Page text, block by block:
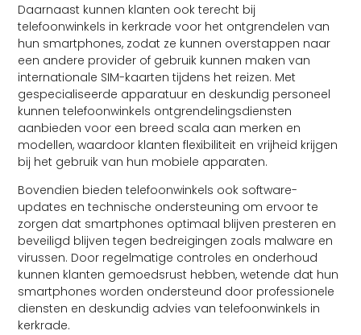
Daarnaast kunnen klanten ook terecht bij
telefoonwinkels in kerkrade voor het ontgrendelen van
hun smartphones, zodat ze kunnen overstappen naar
een andere provider of gebruik kunnen maken van
internationale SIM-kaarten tijdens het reizen. Met
gespecialiseerde apparatuur en deskundig personeel
kunnen telefoonwinkels ontgrendelingsdiensten
aanbieden voor een breed scala aan merken en
modellen, waardoor klanten flexibiliteit en vrijheid krijgen
bij het gebruik van hun mobiele apparaten.
Bovendien bieden telefoonwinkels ook software-
updates en technische ondersteuning om ervoor te
zorgen dat smartphones optimaal blijven presteren en
beveiligd blijven tegen bedreigingen zoals malware en
virussen. Door regelmatige controles en onderhoud
kunnen klanten gemoedsrust hebben, wetende dat hun
smartphones worden ondersteund door professionele
diensten en deskundig advies van telefoonwinkels in
kerkrade.